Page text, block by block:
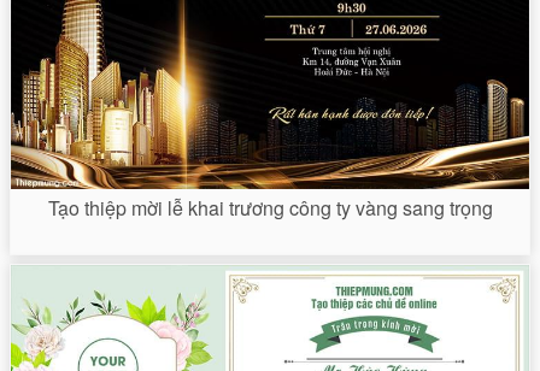
Tạo thiệp mời lễ khai trương công ty vàng sang trọng